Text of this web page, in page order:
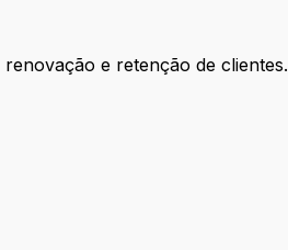
e retenção de clientes.